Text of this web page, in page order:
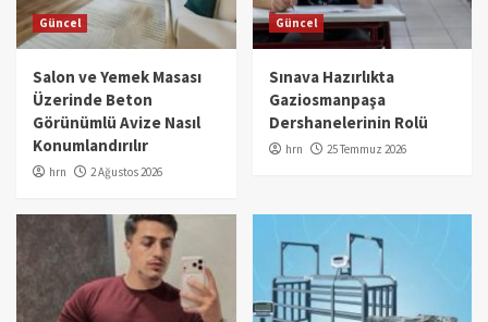
Güncel
Salon ve Yemek Masası
Üzerinde Beton
Görünümlü Avize Nasıl
Konumlandırılır
hrn 2 Ağustos 2026
Güncel
Sınava Hazırlıkta
Gaziosmanpaşa
Dershanelerinin Rolü
hrn 25 Temmuz 2026